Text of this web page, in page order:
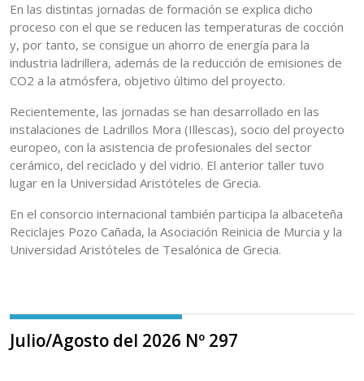
En las distintas jornadas de formación se explica dicho
proceso con el que se reducen las temperaturas de cocción
y, por tanto, se consigue un ahorro de energía para la
industria ladrillera, además de la reducción de emisiones de
CO2 a la atmósfera, objetivo último del proyecto.
Recientemente, las jornadas se han desarrollado en las
instalaciones de Ladrillos Mora (Illescas), socio del proyecto
europeo, con la asistencia de profesionales del sector
cerámico, del reciclado y del vidrio. El anterior taller tuvo
lugar en la Universidad Aristóteles de Grecia.
En el consorcio internacional también participa la albaceteña
Reciclajes Pozo Cañada, la Asociación Reinicia de Murcia y la
Universidad Aristóteles de Tesalónica de Grecia.
Julio/Agosto del 2026 Nº 297